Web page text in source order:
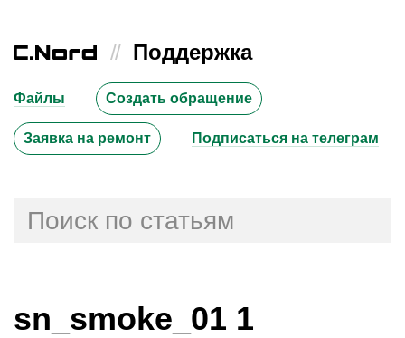
// Поддержка
Файлы Создать обращение
Заявка на ремонт Подписаться на телеграм
sn_smoke_01 1